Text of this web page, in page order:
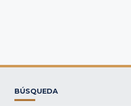
BÚSQUEDA